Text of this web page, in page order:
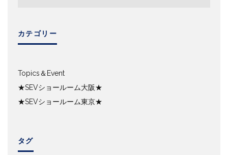
カテゴリー
Topics＆Event
★SEVショールーム大阪★
★SEVショールーム東京★
タグ